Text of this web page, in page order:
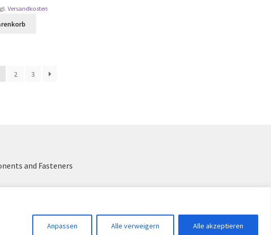
Anpassen Alle verweigern Alle akzeptieren
Versandkosten
2 3
and Fasteners